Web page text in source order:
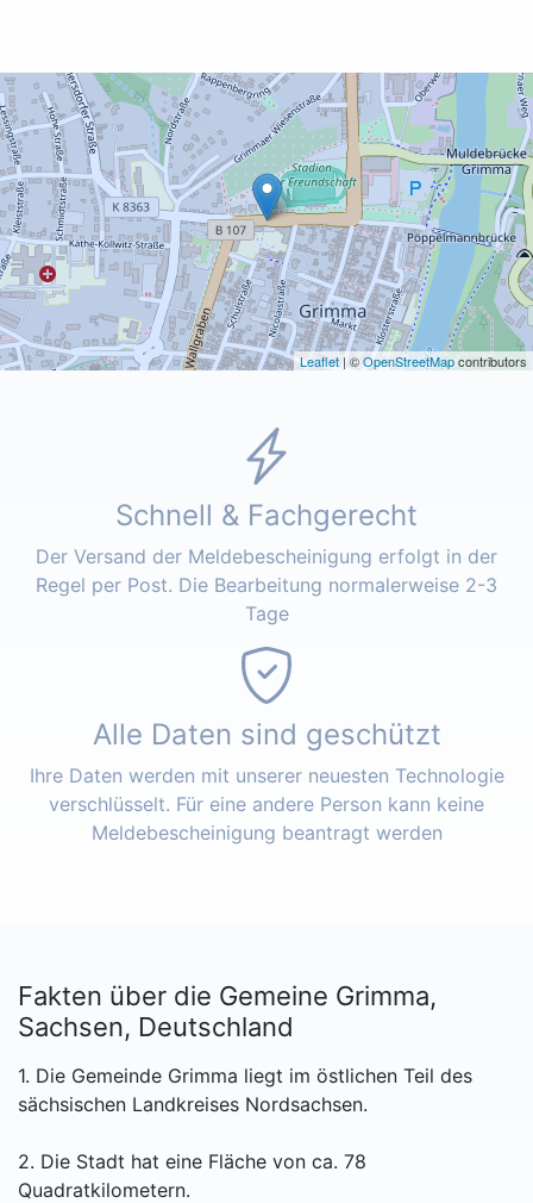
Leaflet | ©OpenStreetMapcontributors
Schnell & Fachgerecht
Der Versand der Meldebescheinigung erfolgt in der
Regel per Post. Die Bearbeitung normalerweise 2-3
Tage
Alle Daten sind geschützt
Ihre Daten werden mit unserer neuesten Technologie
verschlüsselt. Für eine andere Person kann keine
Meldebescheinigung beantragt werden
Fakten über die Gemeine Grimma,
Sachsen, Deutschland
1. Die Gemeinde Grimma liegt im östlichen Teil des
sächsischen Landkreises Nordsachsen.
2. Die Stadt hat eine Fläche von ca. 78
Quadratkilometern.